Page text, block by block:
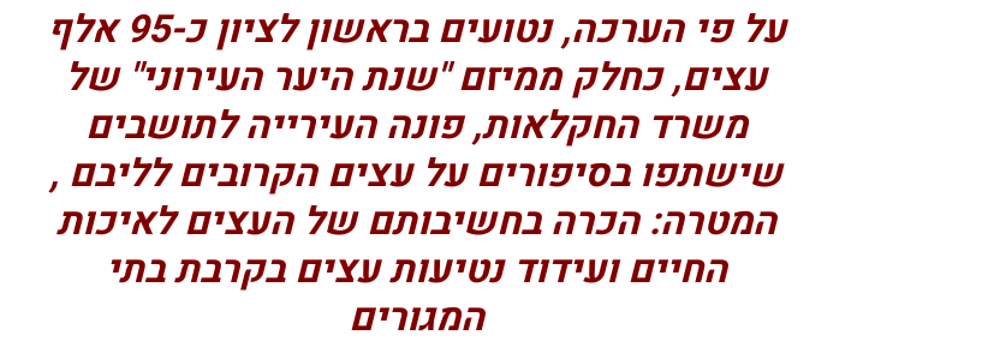
על פי הערכה, נטועים בראשון לציון כ-95 אלף
עצים, כחלק ממיזם "שנת היער העירוני" של
משרד החקלאות, פונה העירייה לתושבים
שישתפו בסיפורים על עצים הקרובים לליבם ,
המטרה: הכרה בחשיבותם של העצים לאיכות
החיים ועידוד נטיעות עצים בקרבת בתי
המגורים